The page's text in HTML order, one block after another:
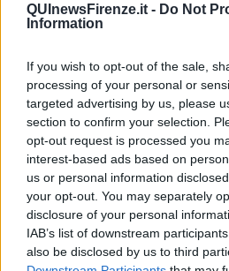
QUInewsFirenze.it - Do Not
Information
If you wish to opt-out of the sale,
processing of your personal or
targeted advertising by us, please
section to confirm your selection.
opt-out request is processed you
interest-based ads based on
us or personal information
your opt-out. You may separately
disclosure of your personal
IAB’s list of downstream
also be disclosed by us to third
FIRENZE — La Fiorentina ha
morte di Daniele Atzori, 45 anni,
vinta in casa dal Cagliari e ha
contro di lui dagli spalti dei viola.
alcuni sostenitori della squadra di
intonati dei "Devi morire" contro
malore.
"La Fiorentina - si legge nella nota
famigliari e a tutti i tifosi cagliaritani
Daniele Atzori, avvenuta ieri al termine